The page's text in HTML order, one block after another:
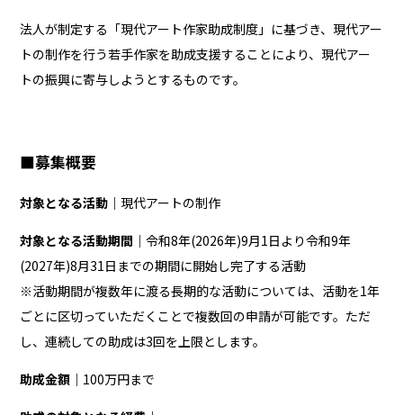
法人が制定する「現代アート作家助成制度」に基づき、現代アー
トの制作を行う若手作家を助成支援することにより、現代アー
トの振興に寄与しようとするものです。
■募集概要
対象となる活動｜ 現代アートの制作
対象となる活動期間｜令和8年(2026年)9月1日より令和9年
(2027年)8月31日までの期間に開始し完了する活動
※活動期間が複数年に渡る長期的な活動については、活動を1年
ごとに区切っていただくことで複数回の申請が可能です。ただ
し、連続しての助成は3回を上限とします。
助成金額｜ 100万円まで